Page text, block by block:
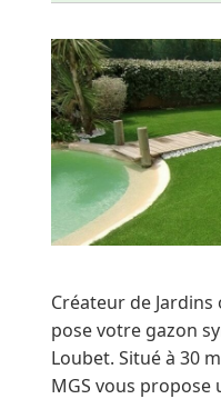
Créateur de
pose votre gazon
Loubet. Situé à 30
MGS vous propose